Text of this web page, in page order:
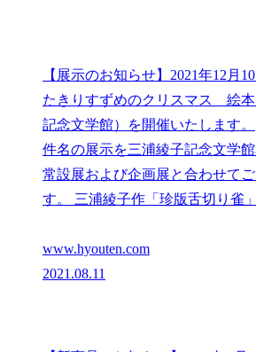
【展示のお知らせ】2021年12
たきりすずめのクリスマス 絵
記念文学館）を開催いたします。
件名の展示を三浦綾子記念文学
常設展および企画展と合わせて
す。 三浦綾子作「珍版舌切り雀
www.hyouten.com
2021.08.11